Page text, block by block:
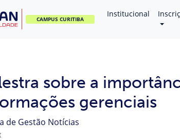
CAMPUS CURITIBA
Institucional
sobre a
gerenciais
de Gestão Notícias